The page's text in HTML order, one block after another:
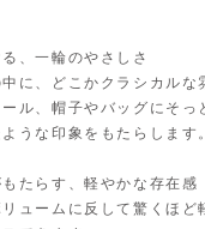
、一輪のやさしさ
に、どこかクラシカルな
ール、帽子やバッグにそ
うな印象をもたらします
たらす、軽やかな存在感
ュームに反して驚くほ